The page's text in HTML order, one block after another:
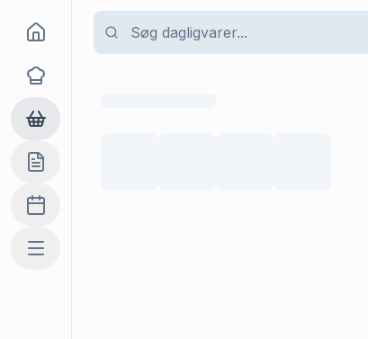
Goma
Opskrifter
Dagligvarer
Indkøbslisten
Madplan
Mere